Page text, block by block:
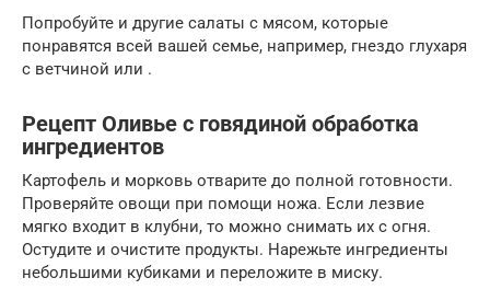
Попробуйте и другие салаты с мясом, которые
понравятся всей вашей семье, например, гнездо глухаря
с ветчиной или .
Рецепт Оливье с говядиной обработка
ингредиентов
Картофель и морковь отварите до полной готовности.
Проверяйте овощи при помощи ножа. Если лезвие
мягко входит в клубни, то можно снимать их с огня.
Остудите и очистите продукты. Нарежьте ингредиенты
небольшими кубиками и переложите в миску.